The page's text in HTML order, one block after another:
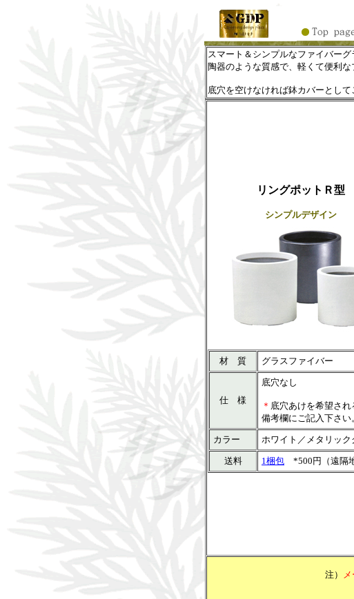
スマート＆シンプルなファイバーグ
陶器のような質感で、軽くて便利な
底穴を空けなければ鉢カバーとして
リングポットＲ型
シンプルデザイン
材 質 グラスファイバー
仕 様
底穴なし
＊ 底穴あけを希望され
備考欄にご記入下さい
カラー ホワイト／メタリック
送料 1梱包 *500円（遠隔
注）